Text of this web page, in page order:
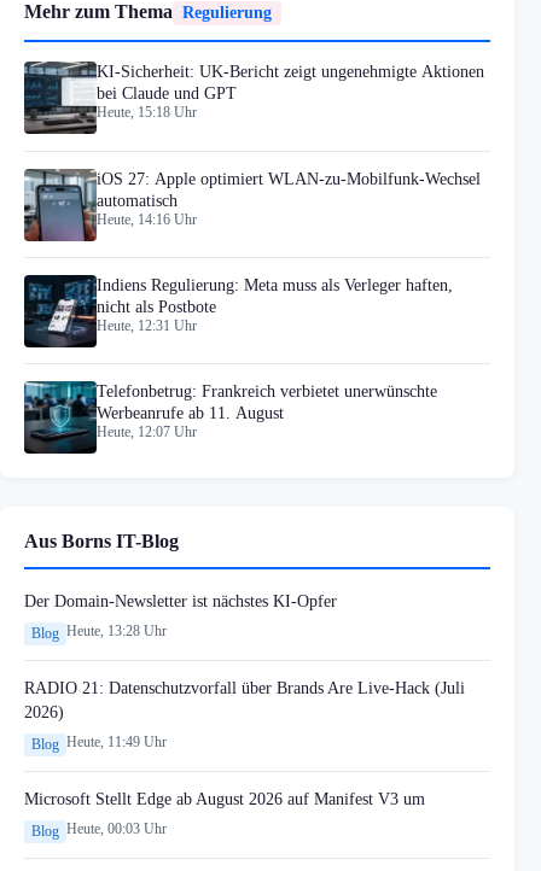
Mehr zum Thema Regulierung
KI-Sicherheit: UK-Bericht zeigt ungenehmigte Aktionen
bei Claude und GPT
Heute, 15:18 Uhr
iOS 27: Apple optimiert WLAN-zu-Mobilfunk-Wechsel
automatisch
Heute, 14:16 Uhr
Indiens Regulierung: Meta muss als Verleger haften,
nicht als Postbote
Heute, 12:31 Uhr
Telefonbetrug: Frankreich verbietet unerwünschte
Werbeanrufe ab 11. August
Heute, 12:07 Uhr
Aus Borns IT-Blog
Der Domain-Newsletter ist nächstes KI-Opfer
Blog Heute, 13:28 Uhr
RADIO 21: Datenschutzvorfall über Brands Are Live-Hack (Juli
2026)
Blog Heute, 11:49 Uhr
Microsoft Stellt Edge ab August 2026 auf Manifest V3 um
Blog Heute, 00:03 Uhr